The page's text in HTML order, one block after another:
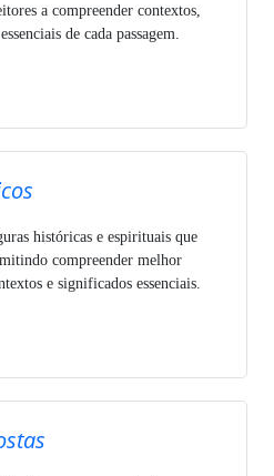
a compreender contextos,
de cada passagem.
históricas e espirituais que
compreender melhor
e significados essenciais.